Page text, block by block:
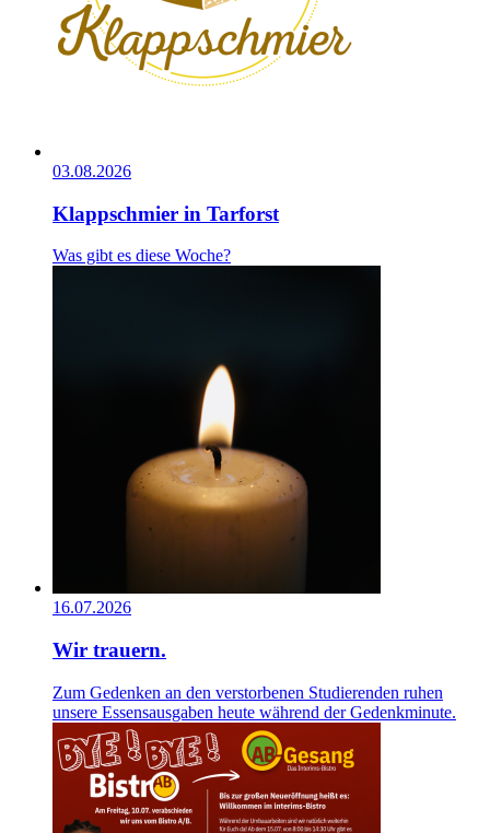
03.08.2026
Klappschmier in Tarforst
Was gibt es diese Woche?
16.07.2026
Wir trauern.
Zum Gedenken an den verstorbenen Studierenden ruhen
unsere Essensausgaben heute während der Gedenkminute.